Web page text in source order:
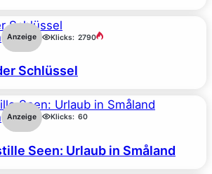
Anzeige Klicks: 2790
Schlüssel
Anzeige Klicks: 60
Seen: Urlaub in Småland